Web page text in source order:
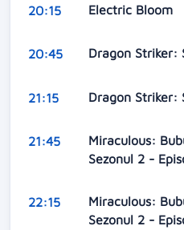
20:15 Electric Bloom
20:45 Dragon Striker:
21:15 Dragon Striker:
21:45
Miraculous:
Sezonul 2 -
22:15
Miraculous:
Sezonul 2 -